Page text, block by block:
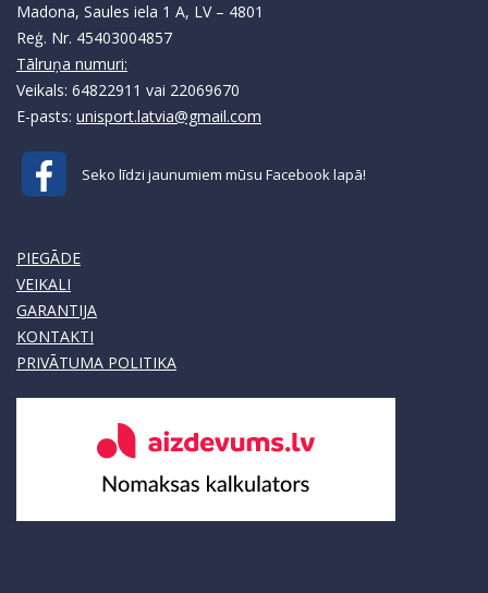
Madona, Saules iela 1 A, LV – 4801
Reģ. Nr. 45403004857
Tālruņa numuri:
Veikals: 64822911 vai 22069670
E-pasts: unisport.latvia@gmail.com
Seko līdzi jaunumiem mūsu Facebook lapā!
PIEGĀDE
VEIKALI
GARANTIJA
KONTAKTI
PRIVĀTUMA POLITIKA